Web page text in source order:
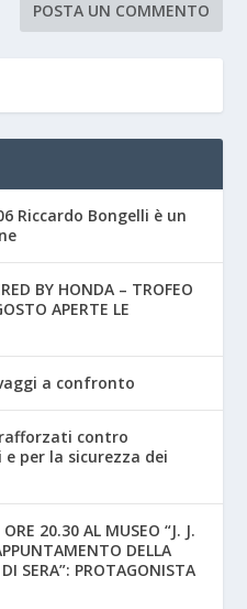
Riccardo Bongelli è un
BY HONDA – TROFEO
APERTE LE
a confronto
contro
per la sicurezza dei
20.30 AL MUSEO “J. J.
DELLA
SERA”: PROTAGONISTA